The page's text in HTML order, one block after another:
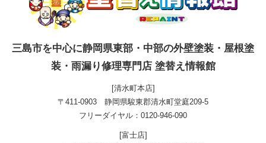
三島市を中心に静岡県東部・中部の外壁塗装・屋根塗
装・雨漏り修理専門店 塗替え情報館
[清水町本店]
〒411-0903 静岡県駿東郡清水町堂庭209-5
フリーダイヤル：0120-946-090
[富士店]